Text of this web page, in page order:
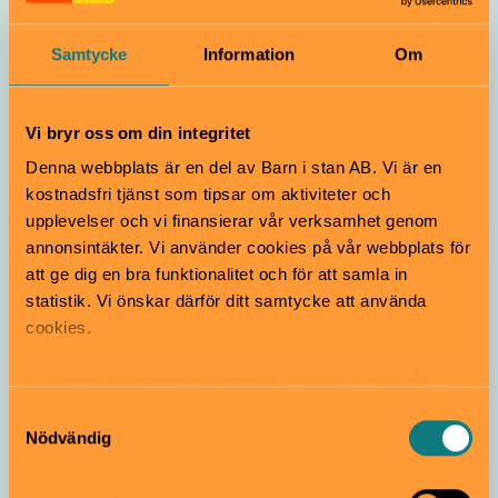
Samtycke Information Om
Vi bryr oss om din integritet
Denna webbplats är en del av Barn i stan AB. Vi är en
kostnadsfri tjänst som tipsar om aktiviteter och
upplevelser och vi finansierar vår verksamhet genom
annonsintäkter. Vi använder cookies på vår webbplats för
att ge dig en bra funktionalitet och för att samla in
statistik. Vi önskar därför ditt samtycke att använda
cookies.
samt tillhandahålla funktioner för sociala medier. Vi
vidarebefordrar även sådana identifierare och annan
information från din enhet till de sociala medier och
Nödvändig
Ej uppvärmda bassänger
Dessa bassänger värms upp av solen och har
gratis inträde. Tänk på att det är begränsat
antal gäster som släpps in, så håll utkik på
vilka regler som gäller just där ni vill bada.